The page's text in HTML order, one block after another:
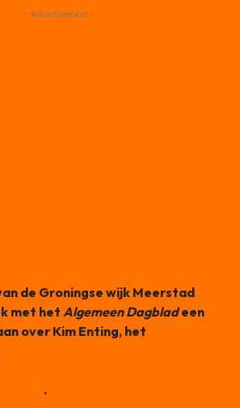
- Advertisement -
de Groningse wijk Meerstad
met het Algemeen Dagbladeen
over Kim Enting, het
.